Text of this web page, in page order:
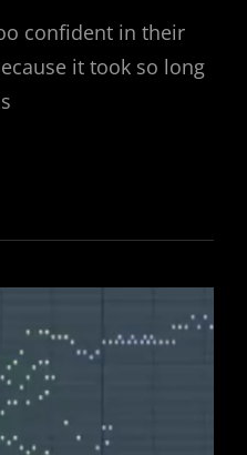
confident in their
it took so long